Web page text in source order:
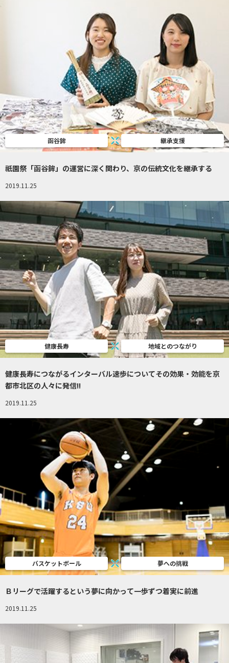
函谷鉾 継承支援
祇園祭「函谷鉾」の運営に深く関わり、京の伝統文化を継承する
2019.11.25
健康長寿 地域とのつながり
健康長寿につながるインターバル速歩についてその効果・効能を京
都市北区の人々に発信!!
2019.11.25
バスケットボール 夢への挑戦
Ｂリーグで活躍するという夢に向かって一歩ずつ着実に前進
2019.11.25